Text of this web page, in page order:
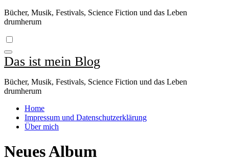
Bücher, Musik, Festivals, Science Fiction und das Leben
drumherum
Das ist mein Blog
Bücher, Musik, Festivals, Science Fiction und das Leben
drumherum
Home
Impressum und Datenschutzerklärung
Über mich
Neues Album